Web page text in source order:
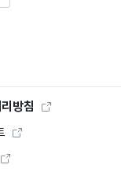
방침